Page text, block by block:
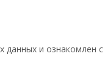
данных и ознакомлен с